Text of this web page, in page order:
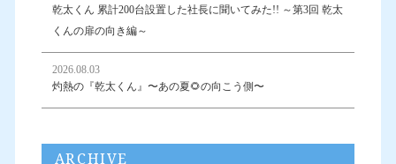
乾太くん 累計200台設置した社長に聞いてみた!! ～第3回 乾太
くんの扉の向き編～
2026.08.03
灼熱の『乾太くん』〜あの夏🌻の向こう側〜
ARCHIVE